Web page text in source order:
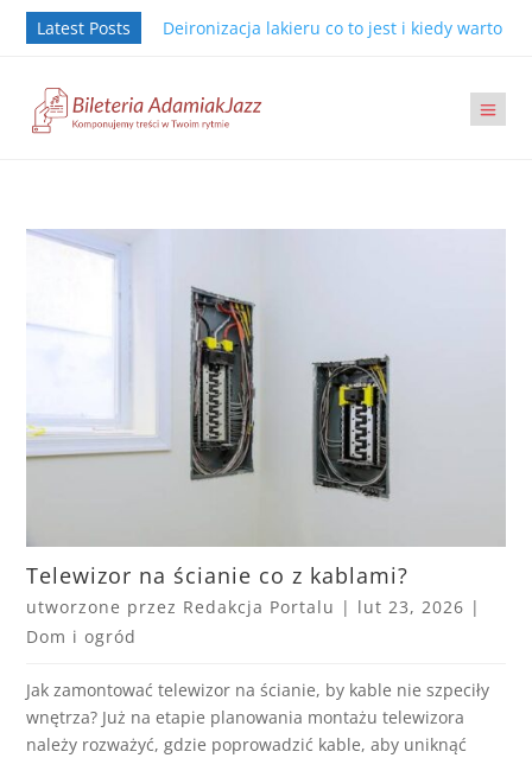
Latest Posts Deironizacja lakieru co to jest i kiedy warto ją
Telewizor na ścianie co z kablami?
utworzone przez Redakcja Portalu | lut 23, 2026 |
Dom i ogród
Jak zamontować telewizor na ścianie, by kable nie szpeciły
wnętrza? Już na etapie planowania montażu telewizora
należy rozważyć, gdzie poprowadzić kable, aby uniknąć